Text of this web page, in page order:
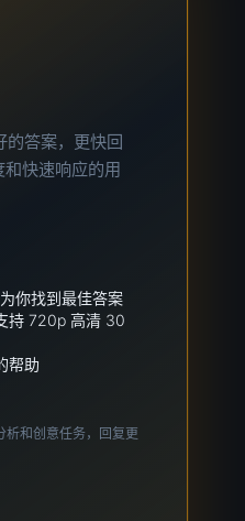
答案，更快回
快速响应的用
你找到最佳答案
持 720p 高清 30
帮助
析和创意任务，回复更